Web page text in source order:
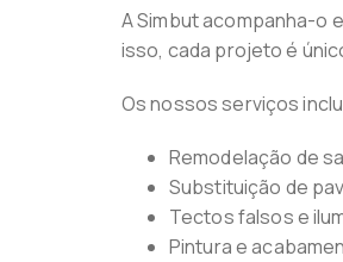
A Simbut acompanha-o
isso, cada projeto é
Os nossos serviços
Remodelação de
Substituição de
Tectos falsos e
Pintura e